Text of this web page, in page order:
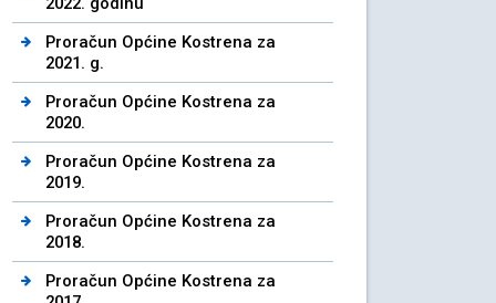
Proračun Općine Kostrena za
2021. g.
Proračun Općine Kostrena za
2020.
Proračun Općine Kostrena za
2019.
Proračun Općine Kostrena za
2018.
Proračun Općine Kostrena za